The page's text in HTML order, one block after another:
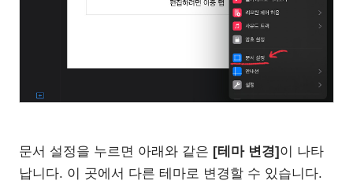
문서 설정을 누르면 아래와 같은 [테마 변경]이 나타
납니다. 이 곳에서 다른 테마로 변경할 수 있습니다.